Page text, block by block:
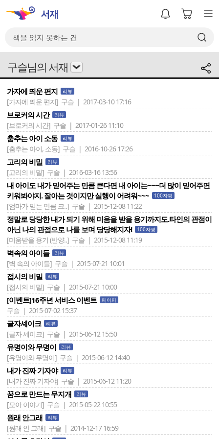
구슬님의 서재
가자에 띄운 편지 리뷰
[가자에 띄운 편지] 구슬 | 2017-03-10 17:16
브로커의 시간 리뷰
[브로커의 시간] 구슬 | 2017-01-26 11:10
춤추는 아이 소동 리뷰
[춤추는 아이, 소동] 구슬 | 2016-10-26 17:26
고리의 비밀 리뷰
[고리의 비밀] 구슬 | 2016-03-16 13:56
내 아이도 내가 믿어주는 만큼 큰다면 내 아이는~~~더 많이 믿어주면
키워봐야지. 잘아는 것이지만 실행이 어려워~~~
100자평
[엄마가 믿는 만큼 크..] 구슬 | 2015-12-08 11:22
정말로 당당한 내가 되기 위해 미움을 받을 용기까지도.타인의 관점이
아닌 나의 관점으로 나를 보며 당당해지자!
100자평
[미움받을 용기 (반양..] 구슬 | 2015-12-08 11:19
벽속의 아이들 리뷰
[벽 속의 아이들] 구슬 | 2015-07-21 10:01
접시의 비밀 리뷰
[접시의 비밀] 구슬 | 2015-07-21 10:00
[이벤트]16주년 서비스 이벤트 페이퍼
구슬 | 2015-07-02 15:37
글자셰이크 리뷰
[글자 셰이크] 구슬 | 2015-06-12 15:50
유명이와 무명이 리뷰
[유명이와 무명이] 구슬 | 2015-06-12 14:40
내가 진짜 기자야 리뷰
[내가 진짜 기자야] 구슬 | 2015-06-12 11:20
꿈으로 만드는 무지개 리뷰
[모아 이야기] 구슬 | 2015-05-22 10:55
원래 안그래 리뷰
[원래 안 그래] 구슬 | 2014-12-17 16:59